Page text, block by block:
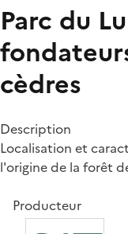
Parc du
cèdres
Description
Localisation et
l'origine de la forêt
Producteur